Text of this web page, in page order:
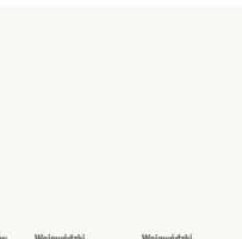
Security Security